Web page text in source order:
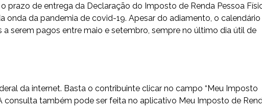
prazo de entrega da Declaração do Imposto de Renda Pessoa
onda da pandemia de covid-19. Apesar do adiamento, o calendário
serem pagos entre maio e setembro, sempre no último dia útil de
da internet. Basta o contribuinte clicar no campo “Meu Imposto
consulta também pode ser feita no aplicativo Meu Imposto de